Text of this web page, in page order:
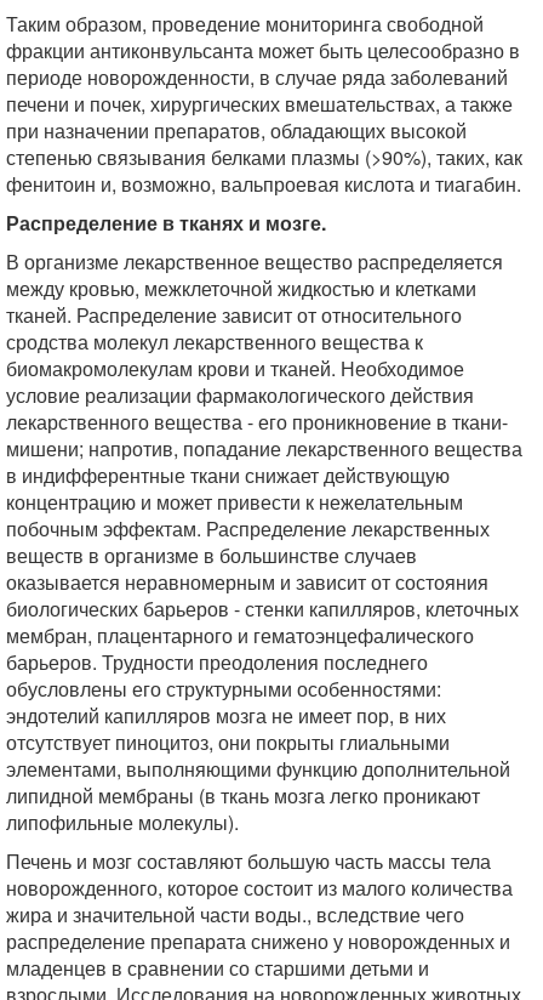
Таким образом, проведение мониторинга свободной
фракции антиконвульсанта может быть целесообразно в
периоде новорожденности, в случае ряда заболеваний
печени и почек, хирургических вмешательствах, а также
при назначении препаратов, обладающих высокой
степенью связывания белками плазмы (>90%), таких, как
фенитоин и, возможно, вальпроевая кислота и тиагабин.
Распределение в тканях и мозге.
В организме лекарственное вещество распределяется
между кровью, межклеточной жидкостью и клетками
тканей. Распределение зависит от относительного
сродства молекул лекарственного вещества к
биомакромолекулам крови и тканей. Необходимое
условие реализации фармакологического действия
лекарственного вещества - его проникновение в ткани-
мишени; напротив, попадание лекарственного вещества
в индифферентные ткани снижает действующую
концентрацию и может привести к нежелательным
побочным эффектам. Распределение лекарственных
веществ в организме в большинстве случаев
оказывается неравномерным и зависит от состояния
биологических барьеров - стенки капилляров, клеточных
мембран, плацентарного и гематоэнцефалического
барьеров. Трудности преодоления последнего
обусловлены его структурными особенностями:
эндотелий капилляров мозга не имеет пор, в них
отсутствует пиноцитоз, они покрыты глиальными
элементами, выполняющими функцию дополнительной
липидной мембраны (в ткань мозга легко проникают
липофильные молекулы).
Печень и мозг составляют большую часть массы тела
новорожденного, которое состоит из малого количества
жира и значительной части воды., вследствие чего
распределение препарата снижено у новорожденных и
младенцев в сравнении со старшими детьми и